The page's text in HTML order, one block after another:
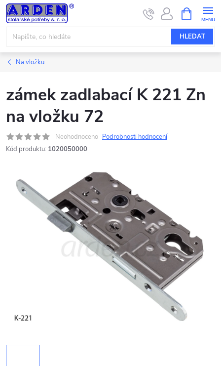
Přejít
na
obsah
HLEDAT
NÁKUPNÍ
KOŠÍK
Na vložku
zámek zadlabací K 221 Zn
na vložku 72
Neohodnoceno Podrobnosti hodnocení
Kód produktu: 1020050000